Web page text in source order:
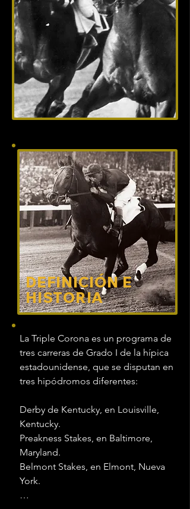
DEFINICIÓN E
HISTORIA
La Triple Corona es un programa de
tres carreras de Grado I de la hípica
estadounidense, que se disputan en
tres hipódromos diferentes:
Derby de Kentucky, en Louisville,
Kentucky.
Preakness Stakes, en Baltimore,
Maryland.
Belmont Stakes, en Elmont, Nueva
York.